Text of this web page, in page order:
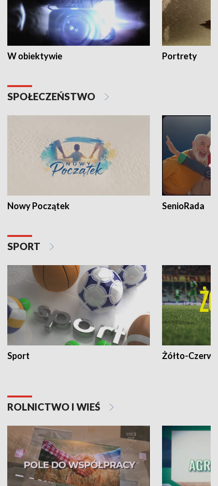
W obiektywie Portrety
SPOŁECZEŃSTWO
Nowy Początek SenioRada
SPORT
Sport Żółto-
ROLNICTWO I WIEŚ